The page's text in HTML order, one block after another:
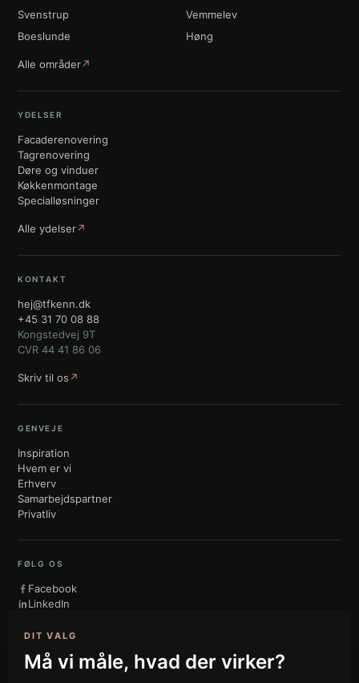
Svenstrup
Vemmelev
Boeslunde
Høng
Alle områder↗
YDELSER
Facaderenovering
Tagrenovering
Døre og vinduer
Køkkenmontage
Specialløsninger
Alle ydelser↗
KONTAKT
hej@tfkenn.dk
+45 31 70 08 88
Kongstedvej 9T
CVR 44 41 86 06
Skriv til os ↗
GENVEJE
Inspiration
Hvem er vi
Erhverv
Samarbejdspartner
Privatliv
FØLG OS
Facebook
LinkedIn
TikTok
DIT VALG
Må vi måle, hvad der virker?